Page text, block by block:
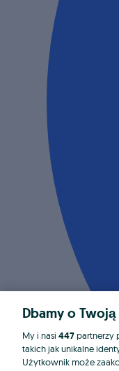
Dbamy o
My i nasi 447partnerzy
takich jak unikalne
Użytkownik może